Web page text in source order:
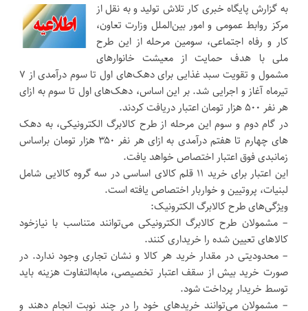
به گزارش پایگاه خبری کار تلاش تولید و به نقل از
مرکز روابط عمومی و امور بین‌الملل وزارت تعاون،
کار و رفاه اجتماعی، سومین مرحله از این طرح
ملی با هدف حمایت از معیشت خانوار‌های
مشمول و تقویت سبد غذایی برای دهک‌های اول تا سوم درآمدی از ۷
تیرماه آغاز و اجرایی شد. بر این اساس، دهک‌های اول تا سوم به ازای
هر نفر ۵۰۰ هزار تومان اعتبار دریافت کردند.
در گام دوم و سوم این مرحله از طرح کالابرگ الکترونیکی، به دهک
های چهارم تا هفتم درآمدی به ازای هر نفر ۳۵۰ هزار تومان براساس
زمانبدی فوق اعتبار اختصاص خواهد یافت.
این اعتبار برای خرید ۱۱ قلم کالای اساسی در سه گروه کالایی شامل
لبنیات، پروتیین و خواربار اختصاص یافته است.
ویژگی‌های طرح کالابرگ الکترونیک:
– مشمولان طرح کالابرگ الکترونیکی می‌توانند متناسب با نیازخود
کالا‌های تعیین‌ شده را خریداری کنند.
– محدودیتی در مقدار خرید هر کالا و نشان تجاری وجود ندارد. در
صورت خرید بیش از سقف اعتبار تخصیصی، مابه‌التفاوت هزینه باید
توسط خریدار پرداخت شود.
– مشمولان می‌توانند خرید‌های خود را در چند نوبت انجام دهند و